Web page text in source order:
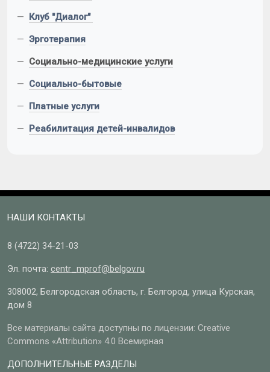
— Клуб "Диалог"
— Эрготерапия
— Социально-медицинские услуги
— Социально-бытовые
— Платные услуги
— Реабилитация детей-инвалидов
НАШИ КОНТАКТЫ
8 (4722) 34-21-03
Эл. почта: centr_mprof@belgov.ru
308002, Белгородская область, г. Белгород, улица Курская,
дом 8
Все материалы сайта доступны по лицензии: Creative
Commons «Attribution» 4.0 Всемирная
ДОПОЛНИТЕЛЬНЫЕ РАЗДЕЛЫ